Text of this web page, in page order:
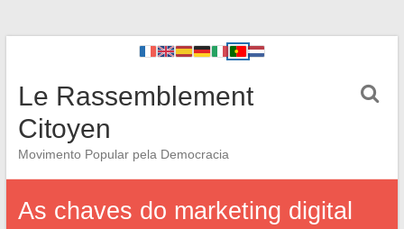
Le Rassemblement
Citoyen
Movimento Popular pela Democracia
As chaves do marketing digital